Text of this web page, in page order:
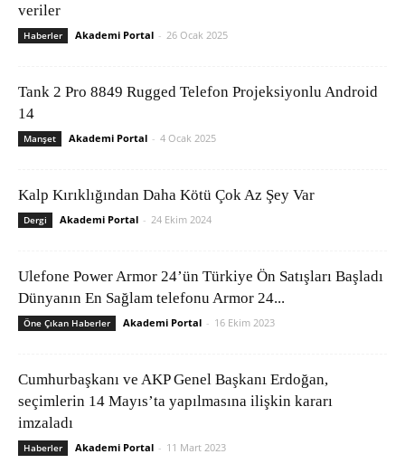
veriler
Haberler Akademi Portal - 26 Ocak 2025
Tank 2 Pro 8849 Rugged Telefon Projeksiyonlu Android
14
Manşet Akademi Portal - 4 Ocak 2025
Kalp Kırıklığından Daha Kötü Çok Az Şey Var
Dergi Akademi Portal - 24 Ekim 2024
Ulefone Power Armor 24’ün Türkiye Ön Satışları Başladı
Dünyanın En Sağlam telefonu Armor 24...
Öne Çıkan Haberler Akademi Portal - 16 Ekim 2023
Cumhurbaşkanı ve AKP Genel Başkanı Erdoğan,
seçimlerin 14 Mayıs’ta yapılmasına ilişkin kararı
imzaladı
Haberler Akademi Portal - 11 Mart 2023